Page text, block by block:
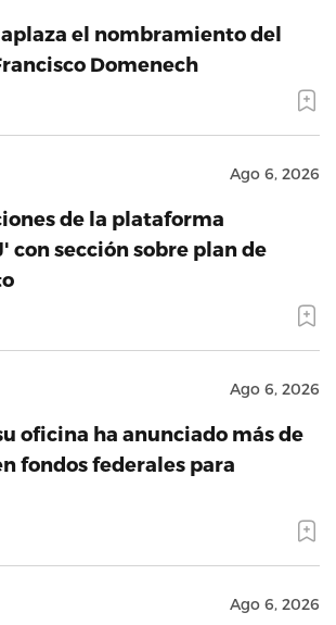
el nombramiento del
Domenech
Ago 6, 2026
de la plataforma
con sección sobre plan de
Ago 6, 2026
oficina ha anunciado más de
fondos federales para
Ago 6, 2026